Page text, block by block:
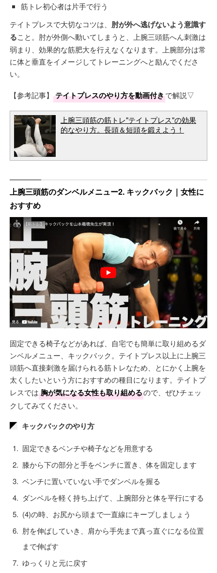
筋トレ初心者は片手で行う
テイトプレスで大切なコツは、 肘が外へ逃げないよう意識す
ること。肘が外側へ動いてしまうと、上腕三頭筋へん刺激は
弱まり、効果的な筋肥大を行えなくなります。上腕部分は常
に体と垂直をイメージしてトレーニングへと励んでくださ
い。
【参考記事】 テイトプレスのやり方を動画付きで解説▽
上腕三頭筋の筋トレ"テイトプレス"の効果
的なやり方。長頭＆短頭を鍛えよう！
上腕三頭筋のダンベルメニュー2. キックバック｜女性に
おすすめ
固定できる椅子などがあれば、自宅でも簡単に取り組めるダ
ンベルメニュー、キックバック。テイトプレス以上に上腕三
頭筋へ直接刺激を届けられる筋トレなため、とにかく上腕を
太くしたいという方におすすめの種目になります。テイトプ
レスでは 胸が気になる女性も取り組めるので、ぜひチェッ
クしてみてください。
キックバックのやり方
固定できるベンチや椅子などを用意する
膝から下の部分と手をベンチに置き、体を固定します
ベンチに置いていない手でダンベルを握る
ダンベルを軽く持ち上げて、上腕部分と体を平行にする
(4)の時、お尻から頭まで一直線にキープしましょう
肘を伸ばしていき、肩から手先まで真っ直ぐになる位置
まで伸ばす
ゆっくりと元に戻す